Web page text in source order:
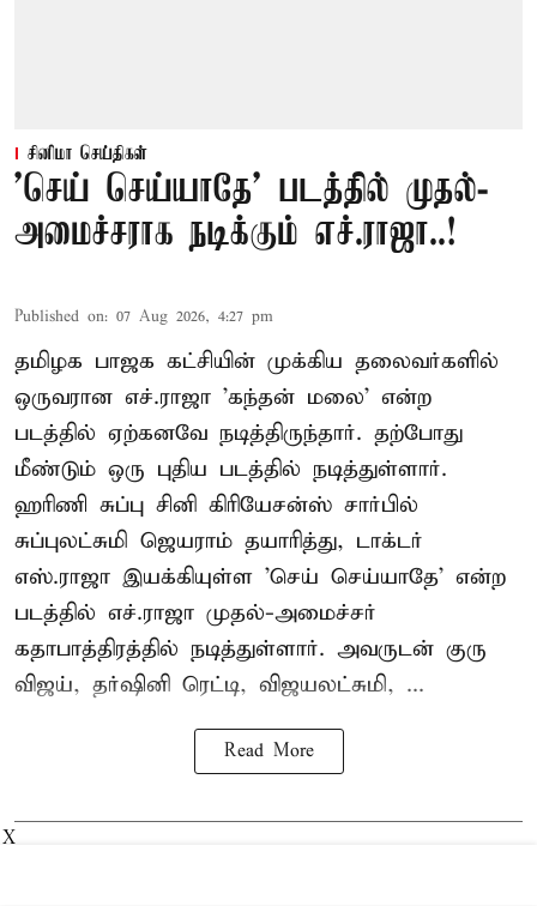
சினிமா செய்திகள்
'செய் செய்யாதே' படத்தில் முதல்-
அமைச்சராக நடிக்கும் எச்.ராஜா..!
Published on: 07 Aug 2026, 4:27 pm
தமிழக பாஜக கட்சியின் முக்கிய தலைவர்களில்
ஒருவரான எச்.ராஜா 'கந்தன் மலை' என்ற
படத்தில் ஏற்கனவே நடித்திருந்தார். தற்போது
மீண்டும் ஒரு புதிய படத்தில் நடித்துள்ளார்.
ஹரிணி சுப்பு சினி கிரியேசன்ஸ் சார்பில்
சுப்புலட்சுமி ஜெயராம் தயாரித்து, டாக்டர்
எஸ்.ராஜா இயக்கியுள்ள 'செய் செய்யாதே' என்ற
படத்தில் எச்.ராஜா முதல்-அமைச்சர்
கதாபாத்திரத்தில் நடித்துள்ளார். அவருடன் குரு
விஜய், தர்ஷினி ரெட்டி, விஜயலட்சுமி, ...
Read More
X